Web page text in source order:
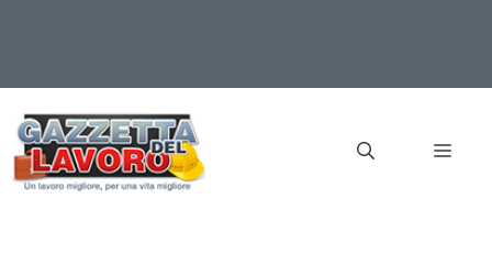
contenuto